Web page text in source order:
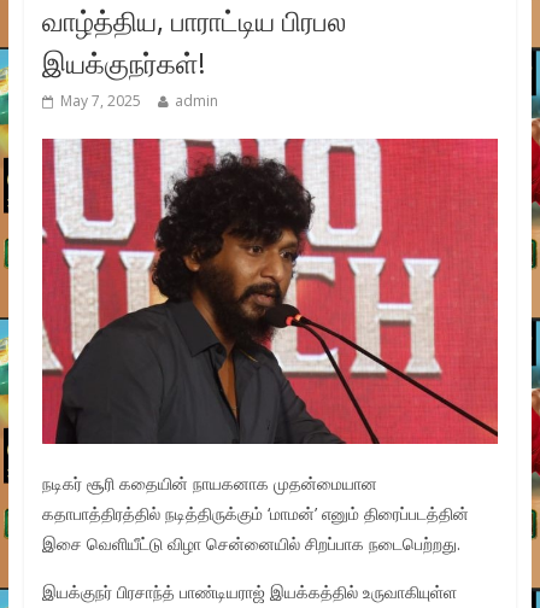
வாழ்த்திய, பாராட்டிய பிரபல
இயக்குநர்கள்!
May 7, 2025 admin
நடிகர் சூரி கதையின் நாயகனாக முதன்மையான
கதாபாத்திரத்தில் நடித்திருக்கும் ‘மாமன்’ எனும் திரைப்படத்தின்
இசை வெளியீட்டு விழா சென்னையில் சிறப்பாக நடைபெற்றது.
இயக்குநர் பிரசாந்த் பாண்டியராஜ் இயக்கத்தில் உருவாகியுள்ள